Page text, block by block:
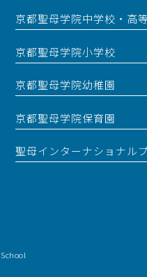
京都聖母学院中学校・高
京都聖母学院小学校
京都聖母学院幼稚園
京都聖母学院保育園
聖母インターナショナル